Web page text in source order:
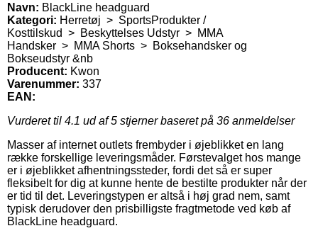
Navn: BlackLine headguard
Kategori: Herretøj > SportsProdukter /
Kosttilskud > Beskyttelses Udstyr > MMA
Handsker > MMA Shorts > Boksehandsker og
Bokseudstyr &nb
Producent: Kwon
Varenummer: 337
EAN:
Vurderet til 4.1 ud af 5 stjerner baseret på 36 anmeldelser
Masser af internet outlets frembyder i øjeblikket en lang
række forskellige leveringsmåder. Førstevalget hos mange
er i øjeblikket afhentningssteder, fordi det så er super
fleksibelt for dig at kunne hente de bestilte produkter når der
er tid til det. Leveringstypen er altså i høj grad nem, samt
typisk derudover den prisbilligste fragtmetode ved køb af
BlackLine headguard.